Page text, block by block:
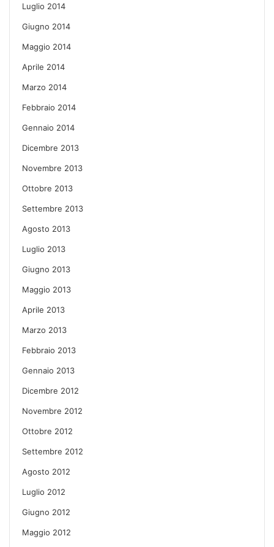
Luglio 2014
Giugno 2014
Maggio 2014
Aprile 2014
Marzo 2014
Febbraio 2014
Gennaio 2014
Dicembre 2013
Novembre 2013
Ottobre 2013
Settembre 2013
Agosto 2013
Luglio 2013
Giugno 2013
Maggio 2013
Aprile 2013
Marzo 2013
Febbraio 2013
Gennaio 2013
Dicembre 2012
Novembre 2012
Ottobre 2012
Settembre 2012
Agosto 2012
Luglio 2012
Giugno 2012
Maggio 2012